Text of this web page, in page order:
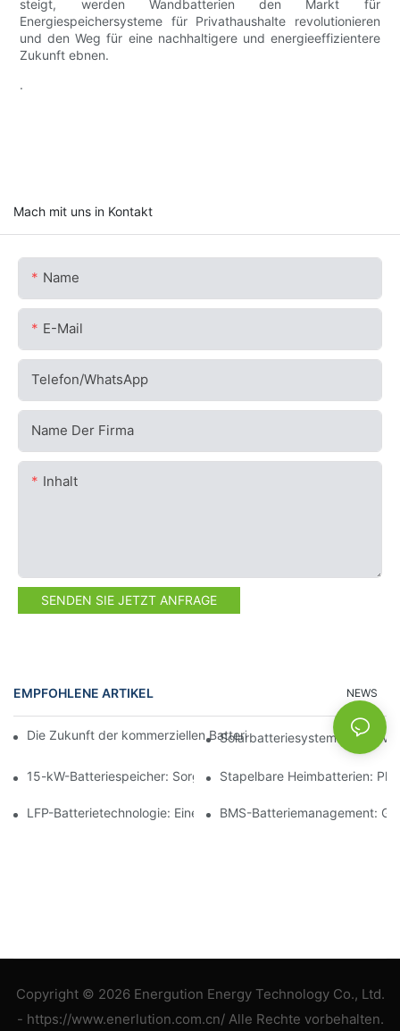
steigt, werden Wandbatterien den Markt für
Energiespeichersysteme für Privathaushalte revolutionieren
und den Weg für eine nachhaltigere und energieeffizientere
Zukunft ebnen.
.
Mach mit uns in Kontakt
Name
E-Mail
Telefon/WhatsApp
Name Der Firma
Inhalt
SENDEN SIE JETZT ANFRAGE
EMPFOHLENE ARTIKEL NEWS
Die Zukunft der kommerziellen Batteriespeicherung: Trends
Solarbatteriesysteme für
15-kW-Batteriespeicher: Sorgen Sie für eine sichere
Stapelbare Heimbatterien:
LFP-Batterietechnologie: Eine nachhaltige Wahl für die
BMS-Batteriemanagement:
Copyright © 2026 Energution Energy Technology Co., Ltd.
- https://www.enerlution.com.cn/ Alle Rechte vorbehalten.